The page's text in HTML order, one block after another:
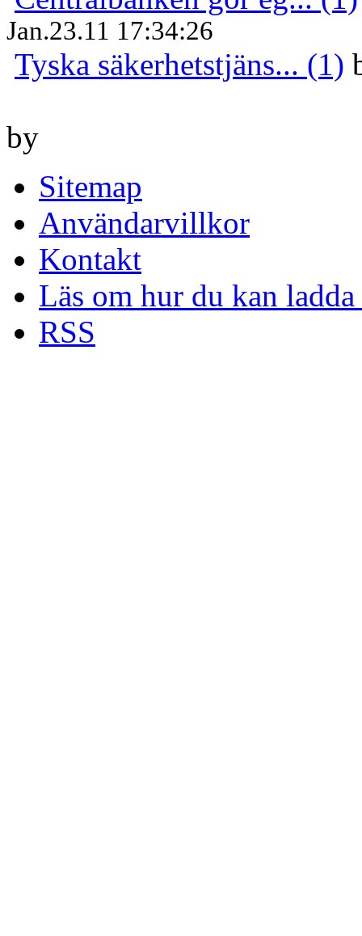
Jan.23.11 17:34:26
Tyska säkerhetstjäns... (1)
by
Sitemap
Användarvillkor
Kontakt
Läs om hur du kan
RSS